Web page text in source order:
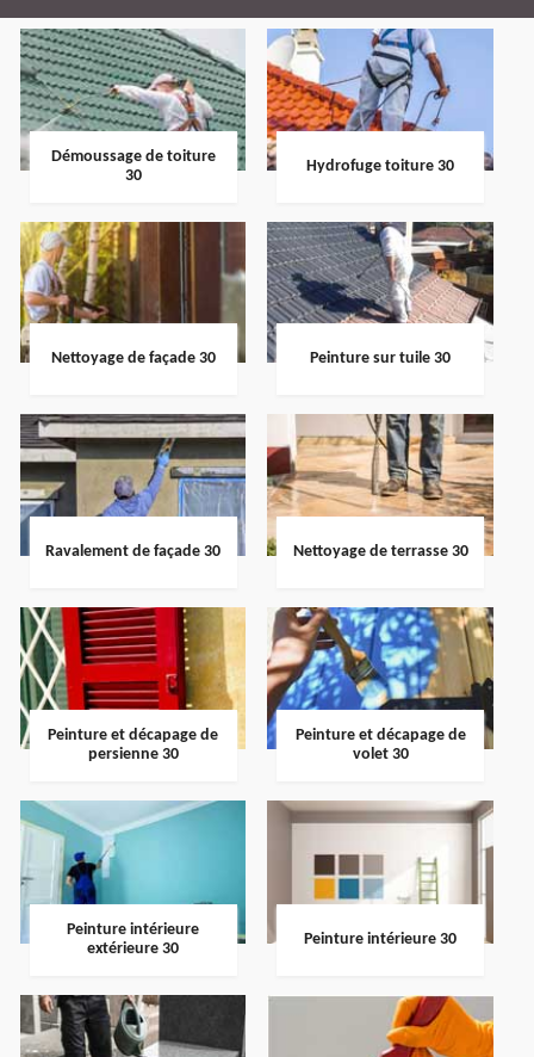
Démoussage de toiture
30
Hydrofuge toiture 30
Nettoyage de façade 30 Peinture sur tuile 30
Ravalement de façade 30 Nettoyage de terrasse 30
Peinture et décapage de
persienne 30
Peinture et décapage de
volet 30
Peinture intérieure
extérieure 30
Peinture intérieure 30